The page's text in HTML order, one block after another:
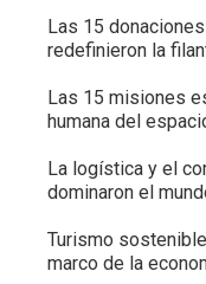
Las 15
redefinieron la
Las 15 misiones
humana del
La logística y el
dominaron el
Turismo
marco de la